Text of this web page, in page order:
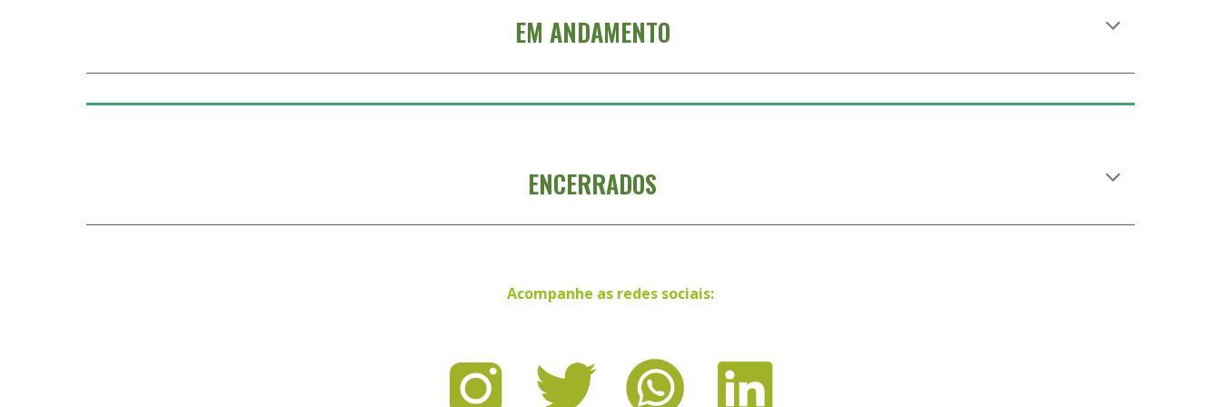
EM ANDAMENTO
ENCERRADOS
Acompanhe as redes sociais: